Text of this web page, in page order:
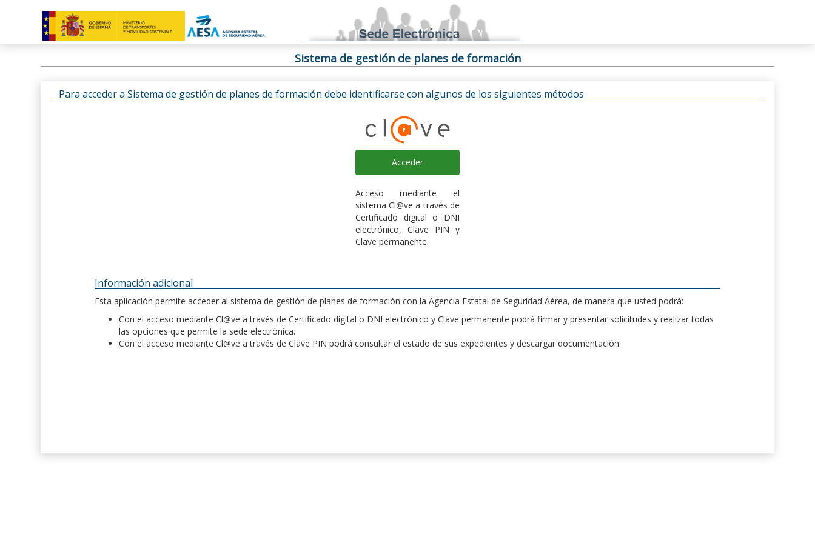
Sistema de gestión de planes de formación
Para acceder a Sistema de gestión de planes de formación debe identificarse con algunos de los siguientes métodos
Acceder
Acceso mediante el
sistema Cl@ve a través de
Certificado digital o DNI
electrónico, Clave PIN y
Clave permanente.
Información adicional
Esta aplicación permite acceder al sistema de gestión de planes de formación con la Agencia Estatal de Seguridad Aérea, de manera que usted podrá:
Con el acceso mediante Cl@ve a través de Certificado digital o DNI electrónico y Clave permanente podrá firmar y presentar solicitudes y realizar todas
las opciones que permite la sede electrónica.
Con el acceso mediante Cl@ve a través de Clave PIN podrá consultar el estado de sus expedientes y descargar documentación.